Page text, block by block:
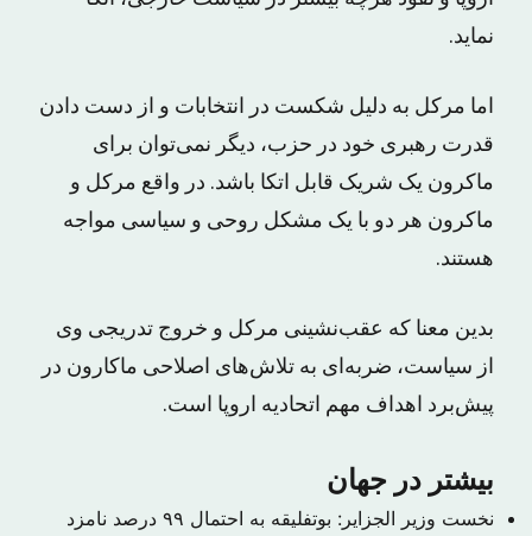
نماید.
اما مرکل به دلیل شکست در انتخابات و از دست دادن
قدرت رهبری خود در حزب، دیگر نمی‌توان برای
ماکرون یک شریک قابل اتکا باشد. در واقع مرکل و
ماکرون هر دو با یک مشکل روحی و سیاسی مواجه
هستند.
بدین معنا که عقب‌نشینی مرکل و خروج تدریجی وی
از سیاست، ضربه‌ای به تلاش‌های اصلاحی ماکارون در
پیش‌برد اهداف مهم اتحادیه اروپا است.
بیشتر در جهان
نخست وزیر الجزایر: بوتفلیقه به احتمال ۹۹ درصد نامزد